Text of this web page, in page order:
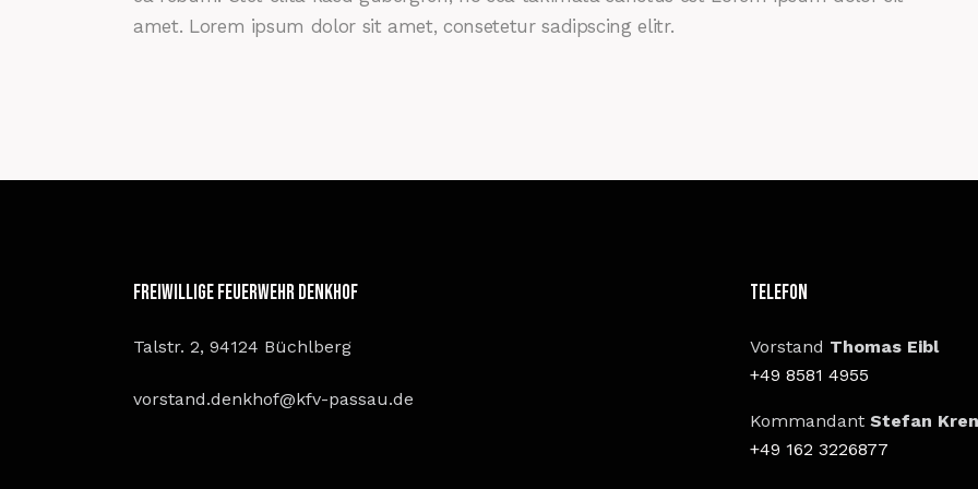
amet. Lorem ipsum dolor sit amet, consetetur sadipscing elitr.
Freiwillige Feuerwehr Denkhof
Talstr. 2, 94124 Büchlberg
vorstand.denkhof@kfv-passau.de
Telefon
Vorstand Thomas Eibl
+49 8581 4955
Kommandant Stefan
+49 162 3226877